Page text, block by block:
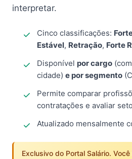
interpretar.
Cinco classificações:
Estável, Retração, Forte
Disponível por cargo
cidade) e por segmento
Permite comparar
contratações e avaliar
Atualizado mensalmente
Exclusivo do Portal Salário.